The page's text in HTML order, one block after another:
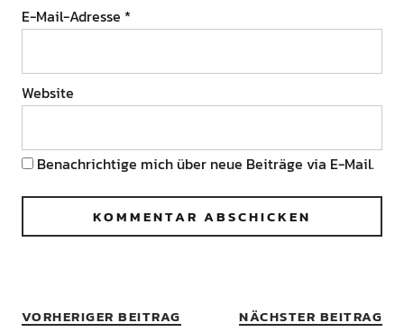
E-Mail-Adresse *
Website
Benachrichtige mich über neue Beiträge via E-Mail.
VORHERIGER BEITRAG NÄCHSTER BEITRAG